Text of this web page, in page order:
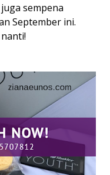
sempena
September ini.